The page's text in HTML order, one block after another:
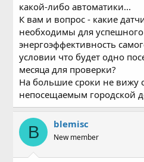
какой-либо автоматики...
К вам и вопрос - какие
необходимы для
энергоэффективность
условии что будет одно
месяца для проверки?
На большие сроки не вижу
непосещаемым городской
B blemisc
New member